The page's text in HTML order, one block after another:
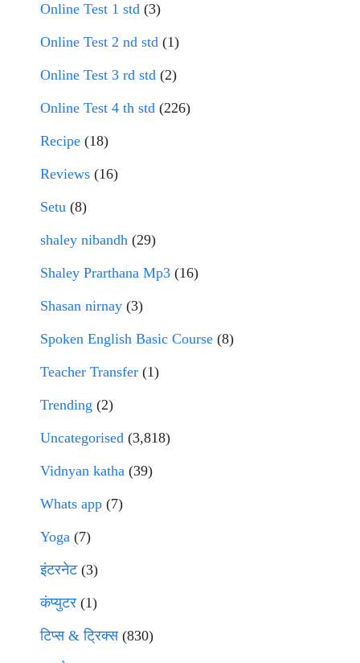
Online Test 1 std (3)
Online Test 2 nd std (1)
Online Test 3 rd std (2)
Online Test 4 th std (226)
Recipe (18)
Reviews (16)
Setu (8)
shaley nibandh (29)
Shaley Prarthana Mp3 (16)
Shasan nirnay (3)
Spoken English Basic Course (8)
Teacher Transfer (1)
Trending (2)
Uncategorised (3,818)
Vidnyan katha (39)
Whats app (7)
Yoga (7)
इंटरनेट(3)
कंप्युटर (1)
टिप्स & ट्रिक्स(830)